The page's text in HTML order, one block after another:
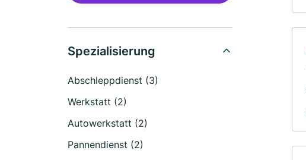
Spezialisierung
Abschleppdienst (3)
Werkstatt (2)
Autowerkstatt (2)
Pannendienst (2)